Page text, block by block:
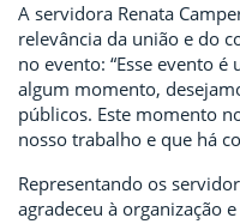
A servidora Renata
relevância da união e do
no evento: “Esse evento
algum momento,
públicos. Este momento
nosso trabalho e que há
Representando os
agradeceu à organização